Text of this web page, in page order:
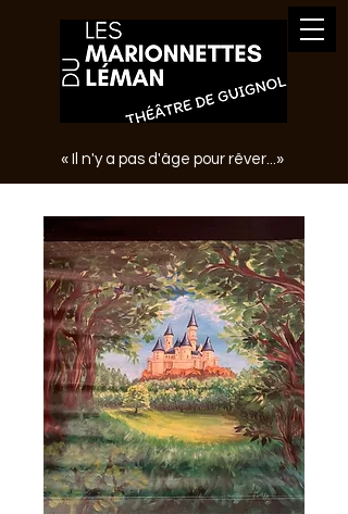
« Il n'y a pas d'âge pour rêver...»